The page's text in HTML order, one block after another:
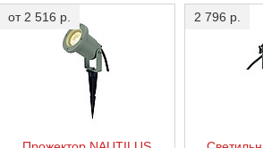
от 2 516 р. 2 796 р.